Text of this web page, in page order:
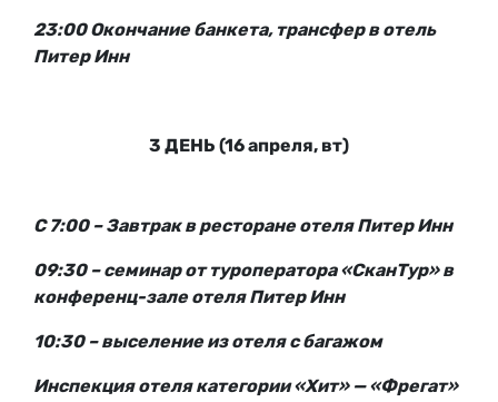
23:00 Окончание банкета, трансфер в отель
Питер Инн
3 ДЕНЬ (16 апреля, вт)
С 7:00 – Завтрак в ресторане отеля Питер Инн
09:30 – семинар от туроператора «СканТур» в
конференц-зале отеля Питер Инн
10:30 – выселение из отеля с багажом
Инспекция отеля категории «Хит» — «Фрегат»